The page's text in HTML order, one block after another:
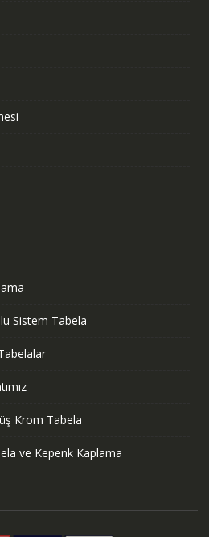
Sistem Tabela
Krom Tabela
ve Kepenk Kaplama